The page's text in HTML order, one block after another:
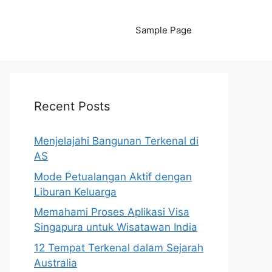
Sample Page
Recent Posts
Menjelajahi Bangunan Terkenal di
AS
Mode Petualangan Aktif dengan
Liburan Keluarga
Memahami Proses Aplikasi Visa
Singapura untuk Wisatawan India
12 Tempat Terkenal dalam Sejarah
Australia